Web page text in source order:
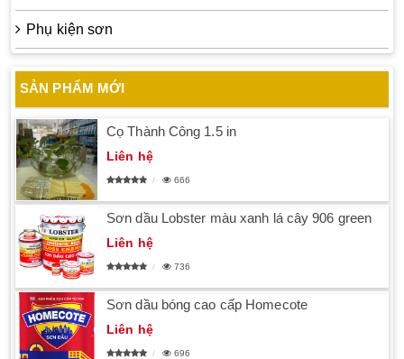
Phụ kiện sơn
SẢN PHẨM MỚI
Cọ Thành Công 1.5 in
Liên hệ
666
Sơn dầu Lobster màu xanh lá cây 906 green
Liên hệ
736
Sơn dầu bóng cao cấp Homecote
Liên hệ
696